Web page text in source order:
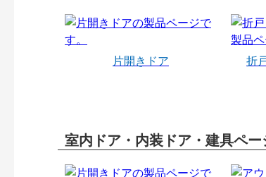
片開きドア 折
室内ドア・内装ドア・建具ペ